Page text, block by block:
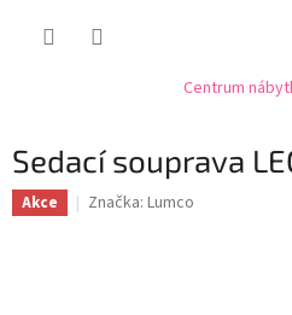
Centrum
Sedací souprava
Akce Značka: Lumco